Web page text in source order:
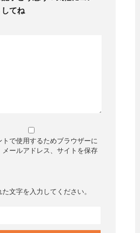
してね
トで使用するためブラウザーに
メールアドレス、サイトを保存
た文字を入力してください。